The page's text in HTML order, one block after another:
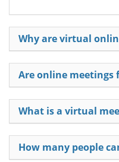
Why are virtual
Are online meetings
What is a virtual
How many people